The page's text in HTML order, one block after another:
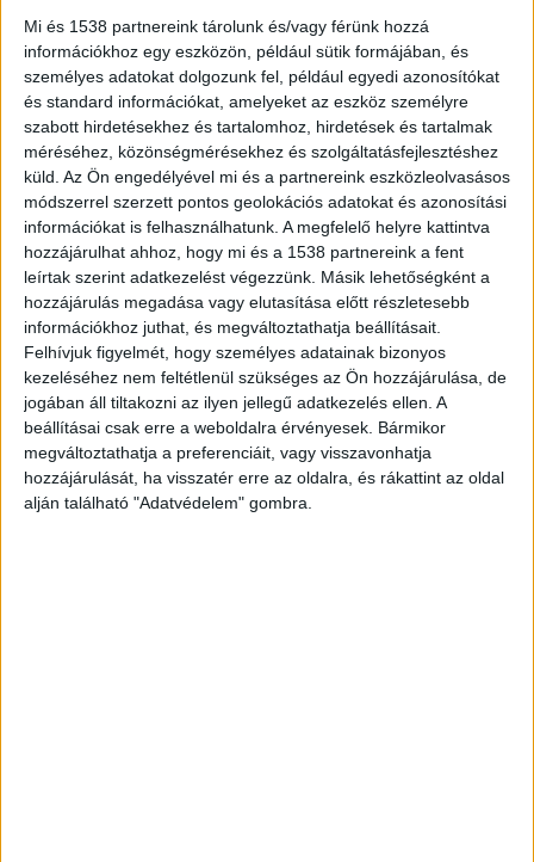
Mi és 1538 partnereink tárolunk és/vagy férünk hozzá
információkhoz egy eszközön, például sütik formájában, és
személyes adatokat dolgozunk fel, például egyedi azonosítókat
és standard információkat, amelyeket az eszköz személyre
szabott hirdetésekhez és tartalomhoz, hirdetések és tartalmak
méréséhez, közönségmérésekhez és szolgáltatásfejlesztéshez
küld. Az Ön engedélyével mi és a partnereink eszközleolvasásos
módszerrel szerzett pontos geolokációs adatokat és azonosítási
információkat is felhasználhatunk. A megfelelő helyre kattintva
hozzájárulhat ahhoz, hogy mi és a 1538 partnereink a fent
leírtak szerint adatkezelést végezzünk. Másik lehetőségként a
hozzájárulás megadása vagy elutasítása előtt részletesebb
információkhoz juthat, és megváltoztathatja beállításait.
Felhívjuk figyelmét, hogy személyes adatainak bizonyos
kezeléséhez nem feltétlenül szükséges az Ön hozzájárulása, de
jogában áll tiltakozni az ilyen jellegű adatkezelés ellen. A
beállításai csak erre a weboldalra érvényesek. Bármikor
megváltoztathatja a preferenciáit, vagy visszavonhatja
hozzájárulását, ha visszatér erre az oldalra, és rákattint az oldal
alján található "Adatvédelem" gombra.
horgász kíméletlenül bánt az állattal.A nem
mindennapi halműtétre azért volt szükség, mert
a pikkelyesnek szétszakadt a szája. Nem maradt
más megoldás, a tógazda összevarrta a 20 kilós
ponty száját.A BalatonKörnyéke.hu legfrissebb
híreit ide kattintva éred el.
Nagy halak úszkálnak a vízben
„A Hidegvölgyi Horgásztóban megítélésünk
szerint néhány darab 40-50 kilós, nem kívánatos
harcsa él. Rendkívül nagy károkat okoznak a
halállományban, ezért úgy döntöttünk, hogy
ezektől a kapitális példányoktól megválnánk” –
írtáka közösségi oldalon közzétett